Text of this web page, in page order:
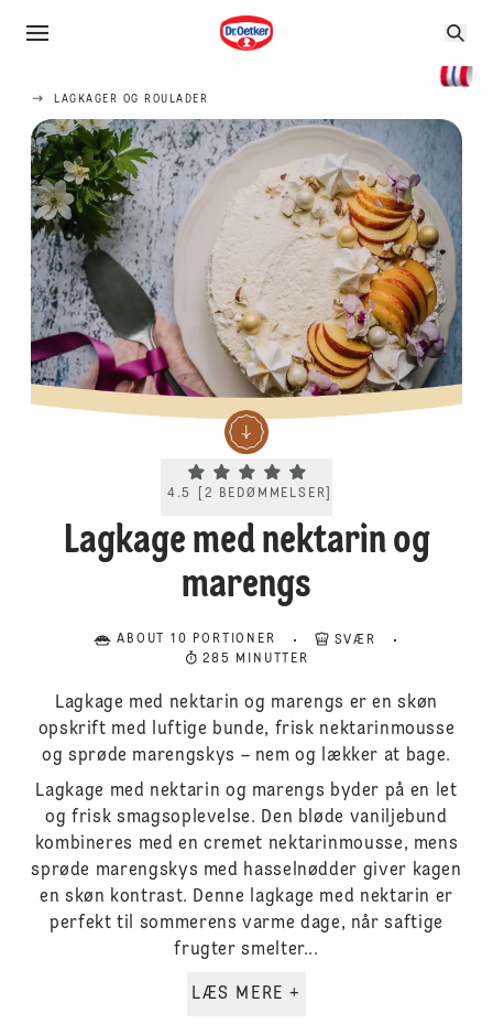
LAGKAGER OG ROULADER
Current rating 4.5. Click to rate.
4.5 2 BEDØMMELSER
Lagkage med nektarin og
marengs
ABOUT 10 PORTIONER
SVÆR
285 MINUTTER
Lagkage med nektarin og marengs er en skøn
opskrift med luftige bunde, frisk nektarinmousse
og sprøde marengskys – nem og lækker at bage.
Lagkage med nektarin og marengs byder på en let
og frisk smagsoplevelse. Den bløde vaniljebund
kombineres med en cremet nektarinmousse, mens
sprøde marengskys med hasselnødder giver kagen
en skøn kontrast. Denne lagkage med nektarin er
perfekt til sommerens varme dage, når saftige
frugter smelter...
LÆS MERE +